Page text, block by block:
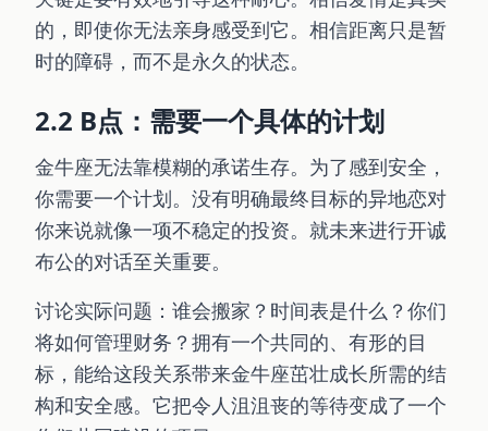
的，即使你无法亲身感受到它。相信距离只是暂
时的障碍，而不是永久的状态。
2.2 B点：需要一个具体的计划
金牛座无法靠模糊的承诺生存。为了感到安全，
你需要一个计划。没有明确最终目标的异地恋对
你来说就像一项不稳定的投资。就未来进行开诚
布公的对话至关重要。
讨论实际问题：谁会搬家？时间表是什么？你们
将如何管理财务？拥有一个共同的、有形的目
标，能给这段关系带来金牛座茁壮成长所需的结
构和安全感。它把令人沮沮丧的等待变成了一个